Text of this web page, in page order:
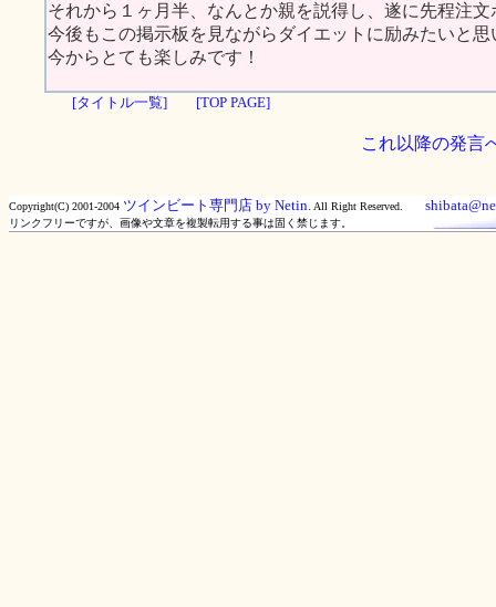
それから１ヶ月半、なんとか親を説得し、遂に先程注
今後もこの掲示板を見ながらダイエットに励みたいと思
今からとても楽しみです！
[タイトル一覧] [TOP PAGE]
これ以降の発言
Copyright(C) 2001-2004 ツインビート専門店 by Netin. All Right Reserved.
リンクフリーですが、画像や文章を複製転用する事は固く禁じます。